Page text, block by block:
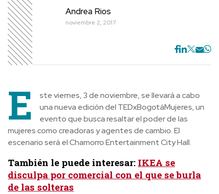
Andrea Rios
noviembre 2, 2017
E
ste viernes, 3 de noviembre, se llevará a cabo
una nueva edición del TEDxBogotáMujeres, un
evento que busca resaltar el poder de las
mujeres como creadoras y agentes de cambio. El
escenario será el Chamorro Entertainment City Hall.
También le puede interesar: IKEA se
disculpa por comercial con el que se burla
de las solteras